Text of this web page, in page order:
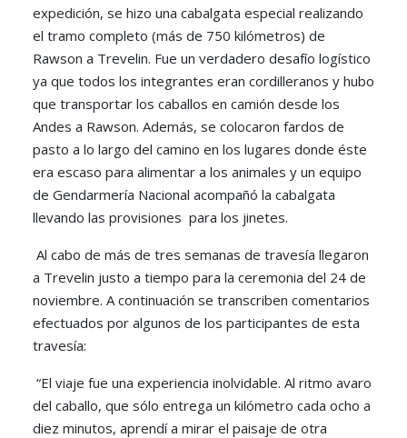
expedición, se hizo una cabalgata especial realizando
el tramo completo (más de 750 kilómetros) de
Rawson a Trevelin. Fue un verdadero desafío logístico
ya que todos los integrantes eran cordilleranos y hubo
que transportar los caballos en camión desde los
Andes a Rawson. Además, se colocaron fardos de
pasto a lo largo del camino en los lugares donde éste
era escaso para alimentar a los animales y un equipo
de Gendarmería Nacional acompañó la cabalgata
llevando las provisiones para los jinetes.
Al cabo de más de tres semanas de travesía llegaron
a Trevelin justo a tiempo para la ceremonia del 24 de
noviembre. A continuación se transcriben comentarios
efectuados por algunos de los participantes de esta
travesía:
“El viaje fue una experiencia inolvidable. Al ritmo avaro
del caballo, que sólo entrega un kilómetro cada ocho a
diez minutos, aprendí a mirar el paisaje de otra